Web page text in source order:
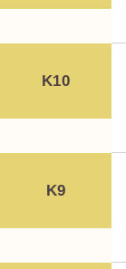
K10
K9